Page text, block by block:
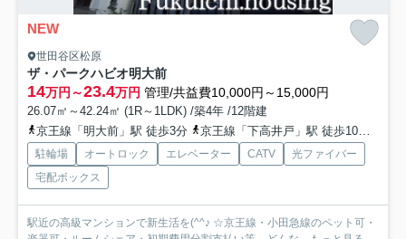
NEW
世田谷区松原
ザ・パークハビオ明大前
14万円～23.4万円 管理/共益費10,000円～15,000円
26.07㎡～42.24㎡ (1R～1LDK) /築4年 /12階建
京王線「明大前」駅 徒歩3分
京王線「下高井戸」駅 徒歩10分
駐輪場 オートロック エレベーター CATV
光ファイバー
宅配ボックス
駅近の高級マンションで新生活を(^^♪ ☆京王線・小田急線のペット可・